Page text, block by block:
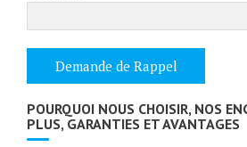
POURQUOI NOUS CHOISIR, NOS
PLUS, GARANTIES ET AVANTAGES